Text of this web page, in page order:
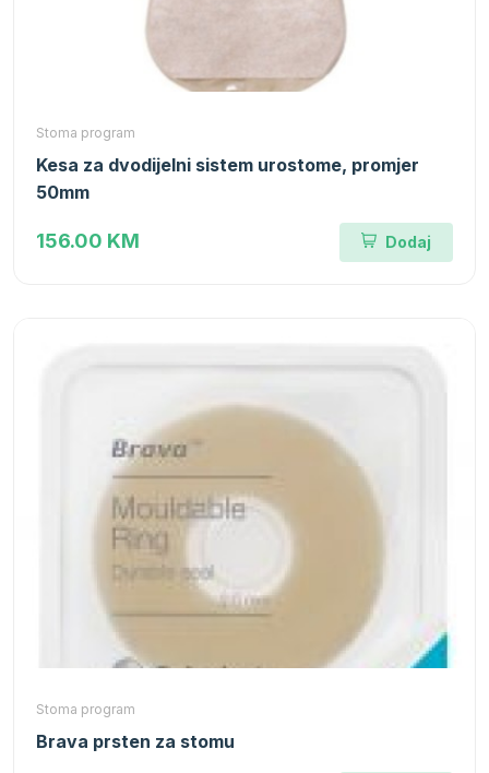
Stoma program
Kesa za dvodijelni sistem urostome, promjer
50mm
156.00 KM Dodaj
Stoma program
Brava prsten za stomu